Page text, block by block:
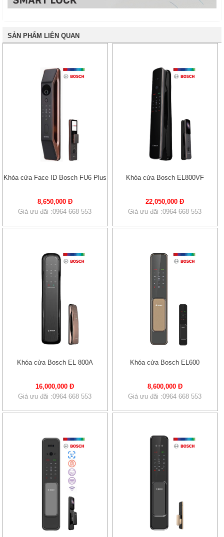
SẢN PHẨM LIÊN QUAN
Khóa cửa Face ID Bosch FU6 Plus
8,650,000 Đ
Giá ưu đãi :0964 668 553
Khóa cửa Bosch EL800VF
22,050,000 Đ
Giá ưu đãi :0964 668 553
Khóa cửa Bosch EL 800A
16,000,000 Đ
Giá ưu đãi :0964 668 553
Khóa cửa Bosch EL600
8,600,000 Đ
Giá ưu đãi :0964 668 553